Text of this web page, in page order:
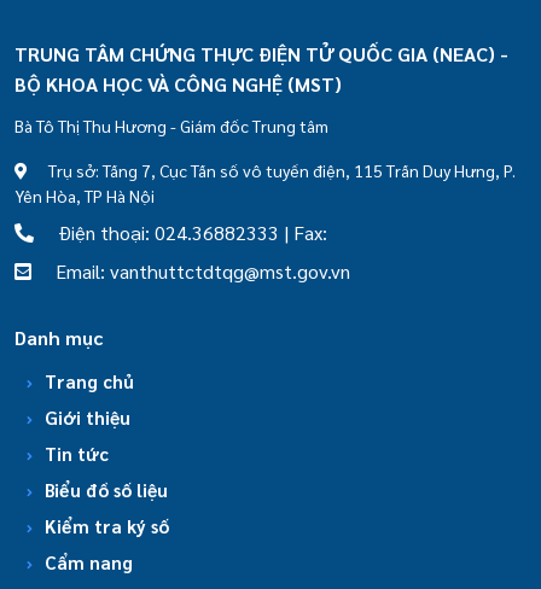
TRUNG TÂM CHỨNG THỰC ĐIỆN TỬ QUỐC GIA (NEAC) -
BỘ KHOA HỌC VÀ CÔNG NGHỆ (MST)
Bà Tô Thị Thu Hương - Giám đốc Trung tâm
Trụ sở: Tầng 7, Cục Tần số vô tuyến điện, 115 Trần Duy Hưng, P.
Yên Hòa, TP Hà Nội
Điện thoại: 024.36882333 | Fax:
Email: vanthuttctdtqg@mst.gov.vn
Danh mục
Trang chủ
Giới thiệu
Tin tức
Biểu đồ số liệu
Kiểm tra ký số
Cẩm nang